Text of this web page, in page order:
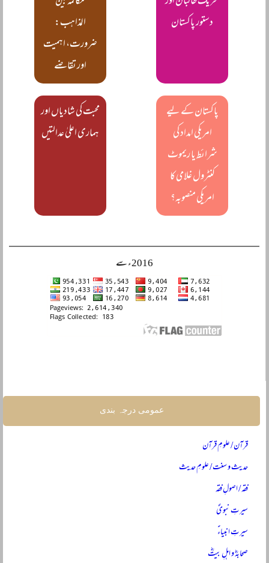
دستور پاکستان
المذاہب:
ضرورت، اہمیت
اور تقاضے
پاکستان کے لیے
امریکی امداد کی
شرائط یا ریموٹ
کنٹرول غلامی کا
امریکی منصوبہ؟
محبت کی شادیاں اور
ہماری اعلیٰ عدالتیں
2016ء سے
عمومی درجہ بندی
قرآن / علومِ قرآن
حدیث و سنت / علومِ حدیث
فقہ / اصولِ فقہ
سیرتِ نبویؐ
سیرتِ انبیاءؑ
صحابہؓ و اہلِ بیتؓ